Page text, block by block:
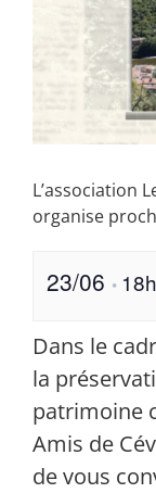
L’association
organise
23/06 •
Dans le
la
patrimoine
Amis de
de vous